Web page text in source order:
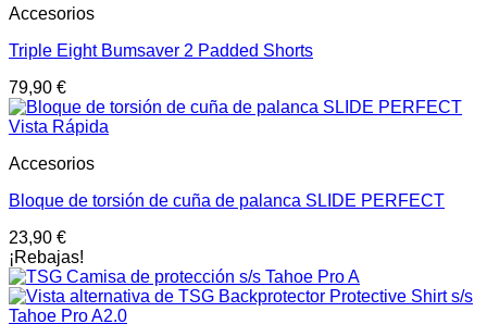
Accesorios
Triple Eight Bumsaver 2 Padded Shorts
79,90 €
Vista Rápida
Accesorios
Bloque de torsión de cuña de palanca SLIDE PERFECT
23,90 €
¡Rebajas!